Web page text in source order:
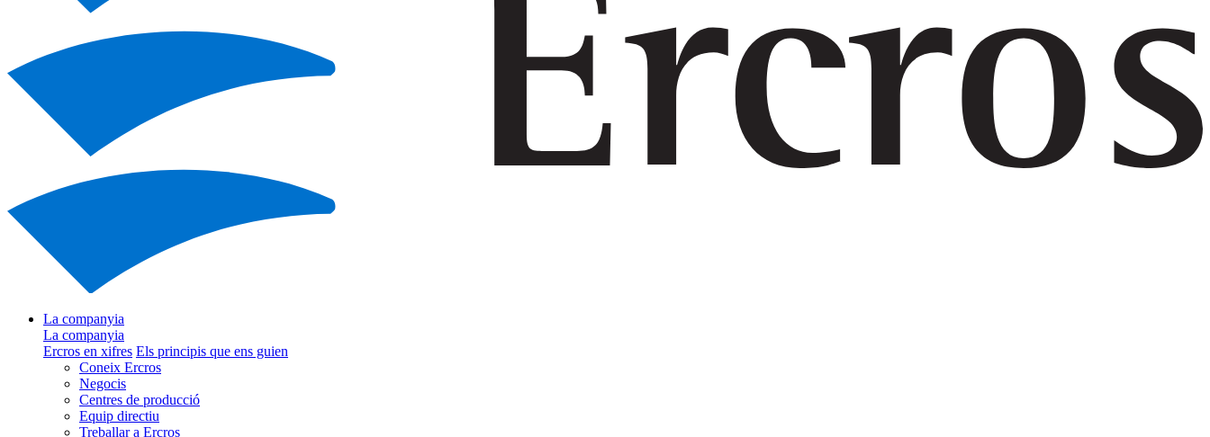
La companyia
La companyia
Ercros en xifres Els principis que ens guien
Coneix Ercros
Negocis
Centres de producció
Equip directiu
Treballar a Ercros